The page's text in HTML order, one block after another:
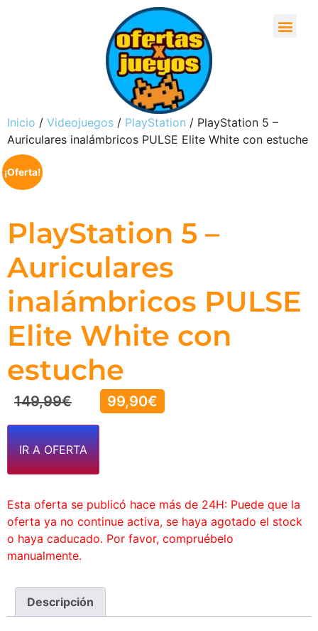
Inicio / Videojuegos / PlayStation / PlayStation 5 –
Auriculares inalámbricos PULSE Elite White con estuche
¡Oferta!
PlayStation 5 –
Auriculares
inalámbricos PULSE
Elite White con
estuche
149,99€ 99,90€
IR A OFERTA
Esta oferta se publicó hace más de 24H: Puede que la
oferta ya no continue activa, se haya agotado el stock
o haya caducado. Por favor, compruébelo
manualmente.
Descripción